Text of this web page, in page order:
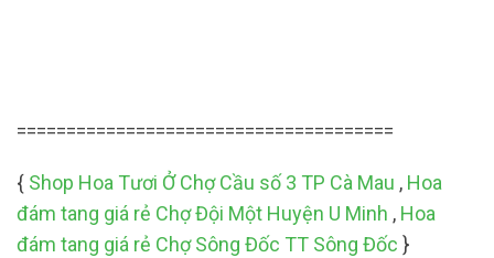
======================================
{ Shop Hoa Tươi Ở Chợ Cầu số 3 TP Cà Mau , Hoa
đám tang giá rẻ Chợ Đội Một Huyện U Minh , Hoa
đám tang giá rẻ Chợ Sông Đốc TT Sông Đốc }